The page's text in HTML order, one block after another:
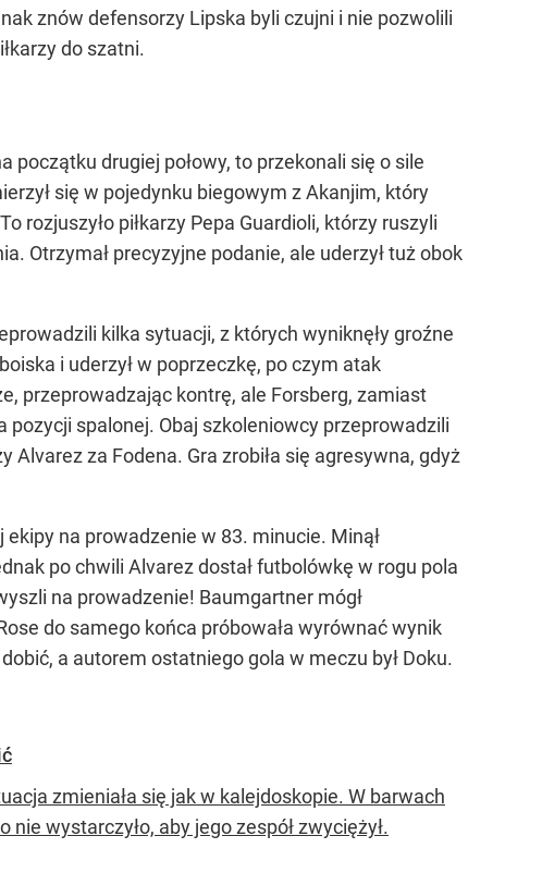
znów defensorzy Lipska byli czujni i nie pozwolili
do szatni.
drugiej połowy, to przekonali się o sile
się w pojedynku biegowym z Akanjim, który
rozjuszyło piłkarzy Pepa Guardioli, którzy ruszyli
Otrzymał precyzyjne podanie, ale uderzył tuż obok
kilka sytuacji, z których wyniknęły groźne
i uderzył w poprzeczkę, po czym atak
przeprowadzając kontrę, ale Forsberg, zamiast
pozycji spalonej. Obaj szkoleniowcy przeprowadzili
za Fodena. Gra zrobiła się agresywna, gdyż
ekipy na prowadzenie w 83. minucie. Minął
po chwili Alvarez dostał futbolówkę w rogu pola
na prowadzenie! Baumgartner mógł
do samego końca próbowała wyrównać wynik
a autorem ostatniego gola w meczu był Doku.
zmieniała się jak w kalejdoskopie. W barwach
wystarczyło, aby jego zespół zwyciężył.